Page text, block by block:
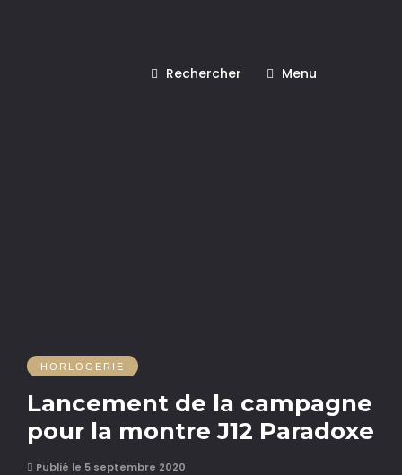
Rechercher Menu
HORLOGERIE
Lancement de la campagne
pour la montre J12 Paradoxe
Publié le 5 septembre 2020